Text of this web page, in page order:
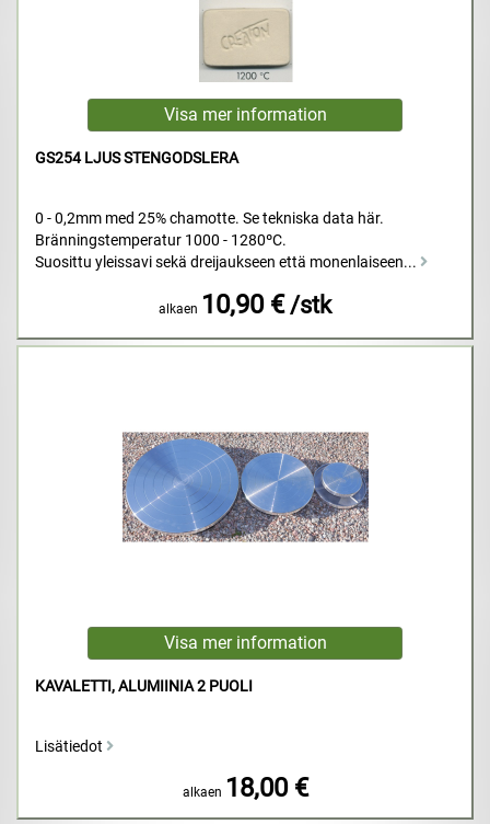
GS254 LJUS STENGODSLERA
0 - 0,2mm med 25% chamotte. Se tekniska data här.
Bränningstemperatur 1000 - 1280ºC.
Suosittu yleissavi sekä dreijaukseen että monenlaiseen...
alkaen 10,90 € /stk
KAVALETTI, ALUMIINIA 2 PUOLI
Lisätiedot
alkaen 18,00 €